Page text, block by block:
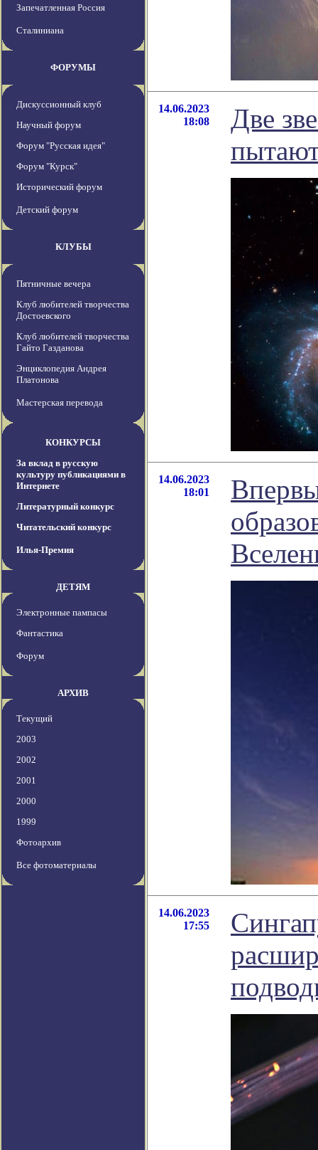
Запечатленная Россия
Сталиниана
ФОРУМЫ
Дискуссионный клуб
Научный форум
Форум "Русская идея"
Форум "Курск"
Исторический форум
Детский форум
КЛУБЫ
Пятничные вечера
Клуб любителей творчества
Достоевского
Клуб любителей творчества
Гайто Газданова
Энциклопедия Андрея
Платонова
Мастерская перевода
КОНКУРСЫ
За вклад в русскую
культуру публикациями в
Интернете
Литературный конкурс
Читательский конкурс
Илья-Премия
ДЕТЯМ
Электронные пампасы
Фантастика
Форум
АРХИВ
Текущий
2003
2002
2001
2000
1999
Фотоархив
Все фотоматериалы
14.06.2023
18:08
Две
14.06.2023
18:01
14.06.2023
17:55